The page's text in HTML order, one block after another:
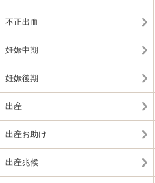
不正出血
妊娠中期
妊娠後期
出産
出産お助け
出産兆候